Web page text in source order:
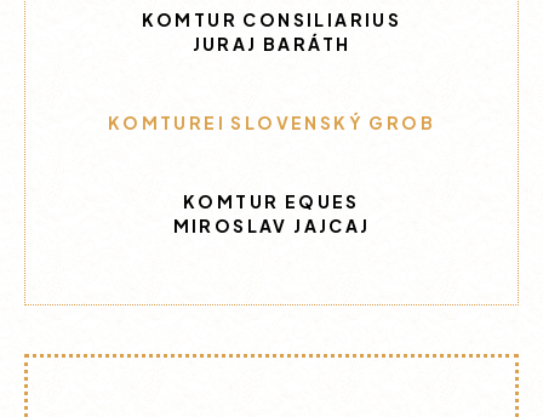
KOMTUR CONSILIARIUS
JURAJ BARÁTH
KOMTUREI SLOVENSKÝ GROB
KOMTUR EQUES
MIROSLAV JAJCAJ